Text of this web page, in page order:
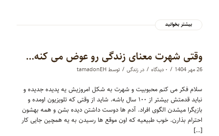
بیشتر بخوانید
وقتی شهرت معنای زندگی رو عوض می کنه…
26 مهر 1404 / ۰ دیدگاه‌ / در زندگی / توسط tamadonEH
سلام فكر مى كنم محبوبيت و شهرت به شكل امروزيش يه پديده جديده و
نبايد قدمتش بيشتر از ١٠٠ سال باشه. شايد از وقتى كه تلويزيون اومده و
بازيگرا ميشدن الگوى افراد. آدم ها دوست داشتن ديده بشن و همه بهشون
احترام بذارن. خوب طبيعيه كه اون موقع ها رسيدن به يه همچين جايى كار
[…]